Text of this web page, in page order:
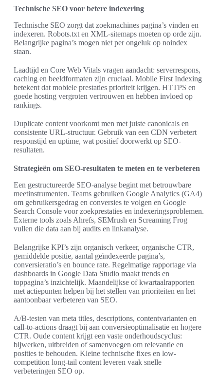
Technische SEO voor betere indexering
Technische SEO zorgt dat zoekmachines pagina’s vinden en
indexeren. Robots.txt en XML-sitemaps moeten op orde zijn.
Belangrijke pagina’s mogen niet per ongeluk op noindex
staan.
Laadtijd en Core Web Vitals vragen aandacht: serverrespons,
caching en beeldformaten zijn cruciaal. Mobile First Indexing
betekent dat mobiele prestaties prioriteit krijgen. HTTPS en
goede hosting vergroten vertrouwen en hebben invloed op
rankings.
Duplicate content voorkomt men met juiste canonicals en
consistente URL-structuur. Gebruik van een CDN verbetert
responstijd en uptime, wat positief doorwerkt op SEO-
resultaten.
Strategieën om SEO-resultaten te meten en te verbeteren
Een gestructureerde SEO-analyse begint met betrouwbare
meetinstrumenten. Teams gebruiken Google Analytics (GA4)
om gebruikersgedrag en conversies te volgen en Google
Search Console voor zoekprestaties en indexeringsproblemen.
Externe tools zoals Ahrefs, SEMrush en Screaming Frog
vullen die data aan bij audits en linkanalyse.
Belangrijke KPI’s zijn organisch verkeer, organische CTR,
gemiddelde positie, aantal geïndexeerde pagina’s,
conversieratio’s en bounce rate. Regelmatige rapportage via
dashboards in Google Data Studio maakt trends en
toppagina’s inzichtelijk. Maandelijkse of kwartaalrapporten
met actiepunten helpen bij het stellen van prioriteiten en het
aantoonbaar verbeteren van SEO.
A/B-testen van meta titles, descriptions, contentvarianten en
call-to-actions draagt bij aan conversieoptimalisatie en hogere
CTR. Oude content krijgt een vaste onderhoudscyclus:
bijwerken, uitbreiden of samenvoegen om relevantie en
posities te behouden. Kleine technische fixes en low-
competition long-tail content leveren vaak snelle
verbeteringen SEO op.